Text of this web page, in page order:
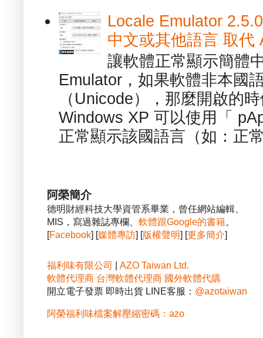
Locale Emulator
中文或其他語言 取代
讓軟體正常顯示簡體
Emulator，如果軟體非本國
（Unicode），那麼開啟的
Windows XP 可以使用「
正常顯示該國語言（如：正
阿榮簡介
德明財經科技大學資管系畢業，曾任網站編輯、
MIS，寫過雜誌專欄、 軟體跟Google的書籍。
[Facebook] [媒體專訪] [版權聲明] [更多簡介]
福利味有限公司
AZO Taiwan Ltd.
軟體代理商 台灣軟體代理商 國外軟體代購
開立電子發票 即時出貨 LINE客服： @azotaiwan
阿榮福利味檔案解壓縮密碼：azo